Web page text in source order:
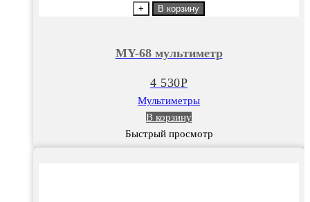
мультиметр
+ В корзину
MY-68 мультиметр
4 530Р
Мультиметры
В корзину
Быстрый просмотр